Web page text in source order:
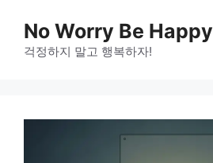
content
No Worry Be Happy
걱정하지 말고 행복하자!